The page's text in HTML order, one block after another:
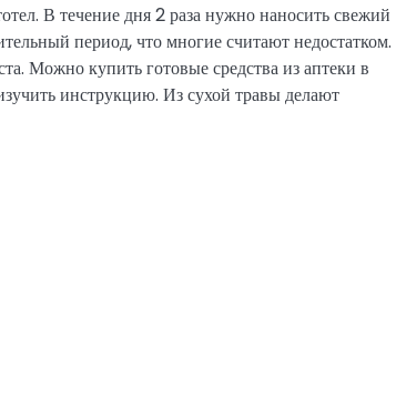
В течение дня 2 раза нужно наносить свежий
период, что многие считают недостатком.
Можно купить готовые средства из аптеки в
инструкцию. Из сухой травы делают